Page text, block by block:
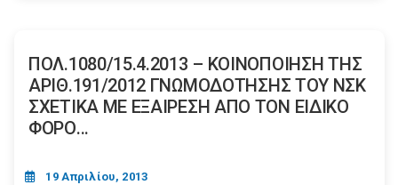
ΠΟΛ.1080/15.4.2013 – ΚΟΙΝΟΠΟΙΗΣΗ ΤΗΣ
ΑΡΙΘ.191/2012 ΓΝΩΜΟΔΟΤΗΣΗΣ ΤΟΥ ΝΣΚ
ΣΧΕΤΙΚΑ ΜΕ ΕΞΑΙΡΕΣΗ ΑΠΟ ΤΟΝ ΕΙΔΙΚΟ
ΦΟΡΟ...
19 Απριλίου, 2013